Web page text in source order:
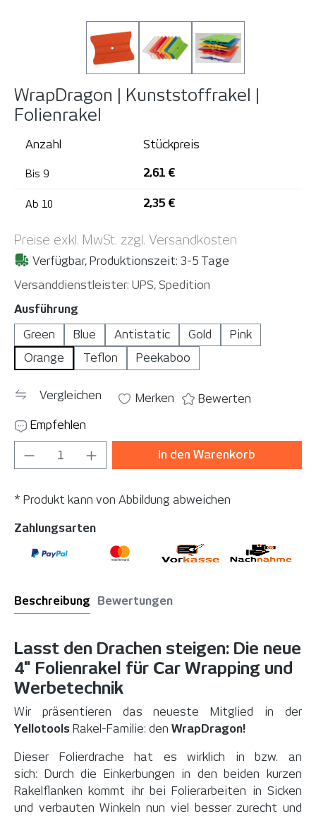
WrapDragon | Kunststoffrakel |
Folienrakel
Anzahl Stückpreis
Bis 9 2,61 €
Ab 10 2,35 €
Preise exkl. MwSt. zzgl. Versandkosten
Verfügbar, Produktionszeit: 3-5 Tage
Versanddienstleister: UPS, Spedition
Ausführung
Green
Blue Antistatic Gold
Pink
Orange
Teflon Peekaboo
Vergleichen Merken
Bewerten
Empfehlen
Produkt Anzahl: Gib den gewünschten
In den Warenkorb
* Produkt kann von Abbildung abweichen
Zahlungsarten
Beschreibung Bewertungen
Lasst den Drachen steigen: Die neue
4" Folienrakel für Car Wrapping und
Werbetechnik
Wir präsentieren das neueste Mitglied in der
Yellotools Rakel-Familie: den WrapDragon!
Dieser Folierdrache hat es wirklich in bzw. an
sich: Durch die Einkerbungen in den beiden kurzen
Rakelflanken kommt ihr bei Folierarbeiten in Sicken
und verbauten Winkeln nun viel besser zurecht und